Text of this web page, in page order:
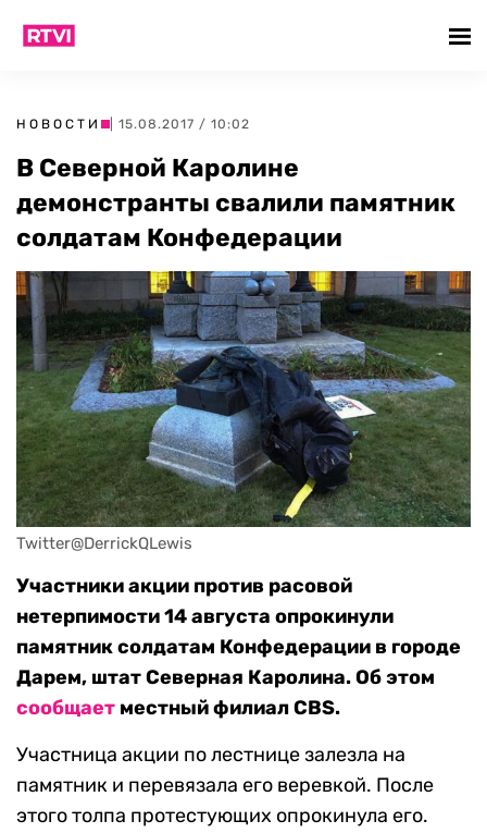
НОВОСТИ | 15.08.2017 / 10:02
В Северной Каролине
демонстранты свалили памятник
солдатам Конфедерации
Twitter@DerrickQLewis
Участники акции против расовой
нетерпимости 14 августа опрокинули
памятник солдатам Конфедерации в городе
Дарем, штат Северная Каролина. Об этом
сообщает местный филиал CBS.
Участница акции по лестнице залезла на
памятник и перевязала его веревкой. После
этого толпа протестующих опрокинула его.